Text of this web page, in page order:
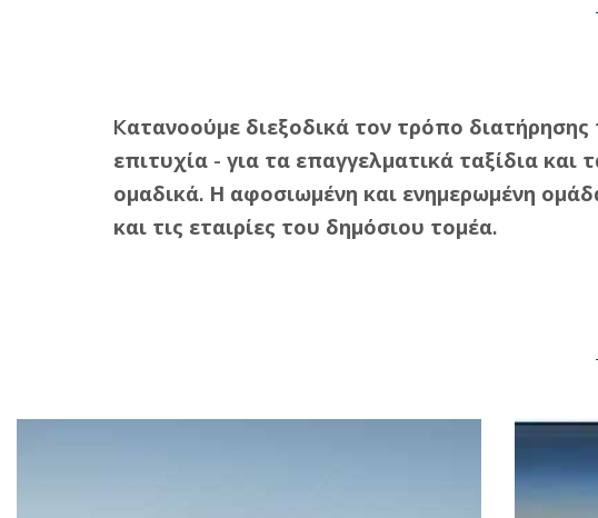
Kατανοούμε διεξοδικά τον τρόπο
επιτυχία - για τα επαγγελματικά ταξίδια
ομαδικά. Η αφοσιωμένη και ενημερωμένη
και τις εταιρίες του δημόσιου τομέα.